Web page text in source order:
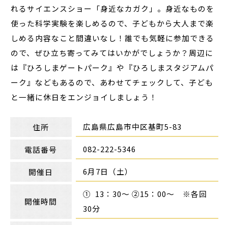
れるサイエンスショー「身近なカガク」。身近なものを
使った科学実験を楽しめるので、子どもから大人まで楽
しめる内容なこと間違いなし！誰でも気軽に参加できる
ので、ぜひ立ち寄ってみてはいかがでしょうか？周辺に
は『ひろしまゲートパーク』や『ひろしまスタジアムパ
ーク』などもあるので、あわせてチェックして、子ども
と一緒に休日をエンジョイしましょう！
住所 広島県広島市中区基町5-83
電話番号 082-222-5346
開催日 6月7日（土）
開催時間
① 13：30～ ②15：00～ ※各回
30分